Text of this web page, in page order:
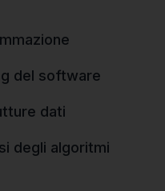
del software
dati
degli algoritmi